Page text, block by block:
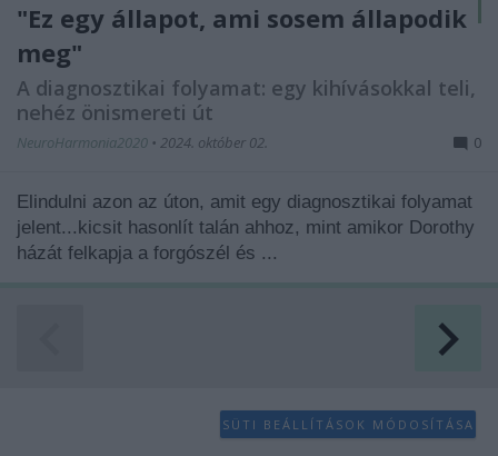
"Ez egy állapot, ami sosem állapodik
meg"
A diagnosztikai folyamat: egy kihívásokkal teli,
nehéz önismereti út
NeuroHarmonia2020 • 2024. október 02. 0
Elindulni azon az úton, amit egy diagnosztikai folyamat
jelent...kicsit hasonlít talán ahhoz, mint amikor Dorothy
házát felkapja a forgószél és ...
SÜTI BEÁLLÍTÁSOK MÓDOSÍTÁSA